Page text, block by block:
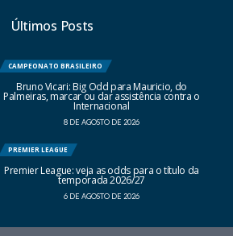
Últimos Posts
CAMPEONATO BRASILEIRO
Bruno Vicari: Big Odd para Mauricio, do
Palmeiras, marcar ou dar assistência contra o
Internacional
8 DE AGOSTO DE 2026
PREMIER LEAGUE
Premier League: veja as odds para o título da
temporada 2026/27
6 DE AGOSTO DE 2026